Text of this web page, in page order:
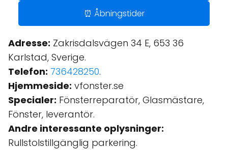
⏰ Åbningstider
Adresse: Zakrisdalsvägen 34 E, 653 36
Karlstad, Sverige.
Telefon: 736428250.
Hjemmeside: vfonster.se
Specialer: Fönsterreparatör, Glasmästare,
Fönster, leverantör.
Andre interessante oplysninger:
Rullstolstillgänglig parkering.